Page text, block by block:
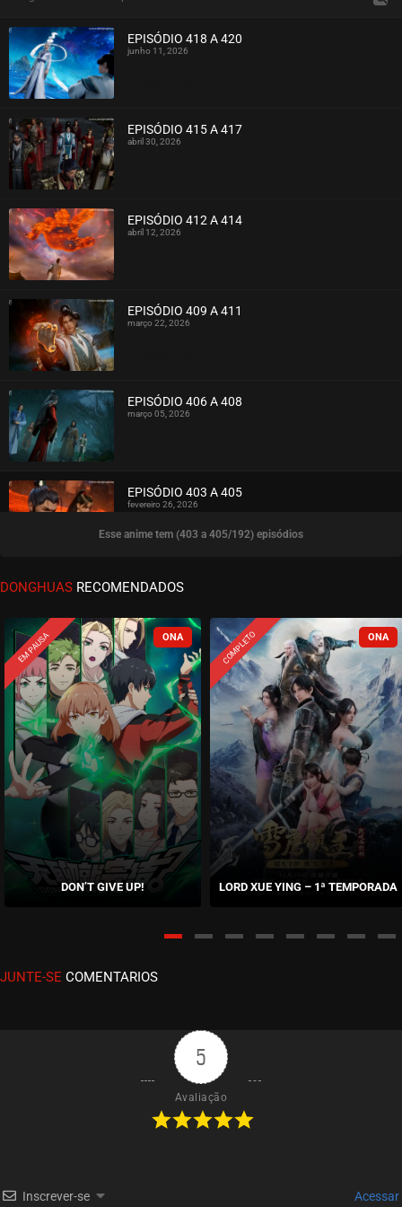
EPISÓDIO 418 A 420
junho 11, 2026
EPISÓDIO 415 A 417
abril 30, 2026
EPISÓDIO 412 A 414
abril 12, 2026
EPISÓDIO 409 A 411
março 22, 2026
EPISÓDIO 406 A 408
março 05, 2026
ASSISTIDO
EPISÓDIO 403 A 405
fevereiro 26, 2026
ASSISTIDO
EPISÓDIO 400 A 402
ASSISTIDO
EPISÓDIO 397 A 399
fevereiro 08, 2026
ASSISTIDO
EPISÓDIO 394 A 396
janeiro 27, 2026
EPISÓDIO 391 A 393
janeiro 20, 2026
ASSISTIDO
EPISÓDIO 385 A 387
dezembro 29, 2025
EPISÓDIO 382 A 384
Esse anime tem (403 a 405/192) episódios
DONGHUAS RECOMENDADOS
EM PAUSA
DON’T GIVE UP!
COMPLETO
LORD XUE YING – 1ª TEMPORADA
JUNTE-SE COMENTARIOS
5
Avaliação
Inscrever-se Acessar